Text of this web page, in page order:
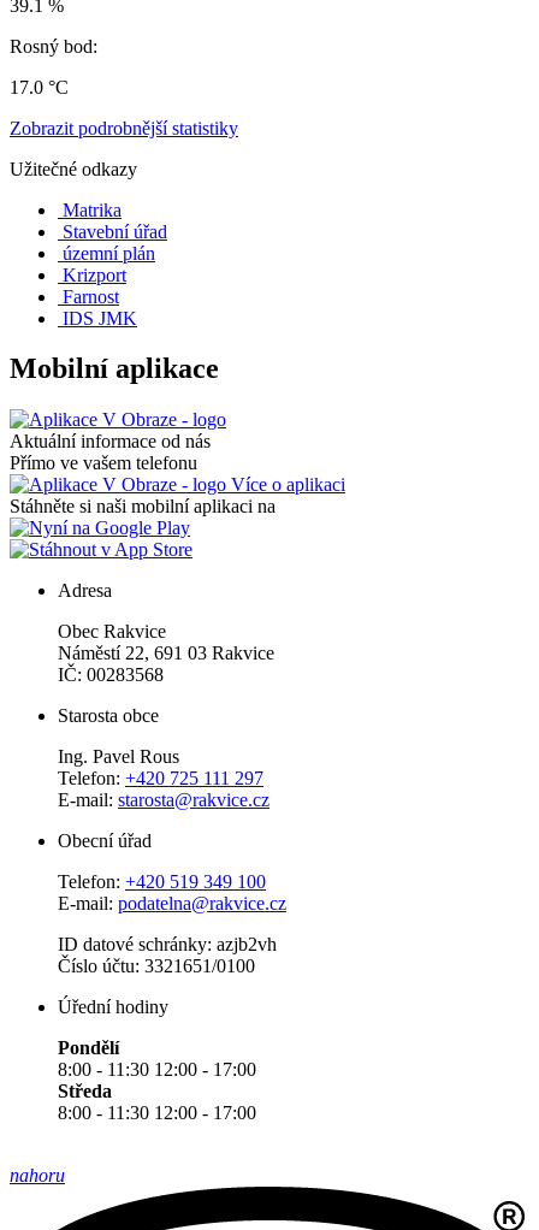
39.1 %
Rosný bod:
17.0 °C
Zobrazit podrobnější statistiky
Užitečné odkazy
Matrika
Stavební úřad
územní plán
Krizport
Farnost
IDS JMK
Mobilní aplikace
Aktuální informace od nás
Přímo ve vašem telefonu
Více o aplikaci
Stáhněte si naši mobilní aplikaci na
Adresa
Obec Rakvice
Náměstí 22, 691 03 Rakvice
IČ: 00283568
Starosta obce
Ing. Pavel Rous
Telefon: +420 725 111 297
E-mail: starosta@rakvice.cz
Obecní úřad
Telefon: +420 519 349 100
E-mail: podatelna@rakvice.cz
ID datové schránky: azjb2vh
Číslo účtu: 3321651/0100
Úřední hodiny
Pondělí
8:00 - 11:30 12:00 - 17:00
Středa
8:00 - 11:30 12:00 - 17:00
nahoru